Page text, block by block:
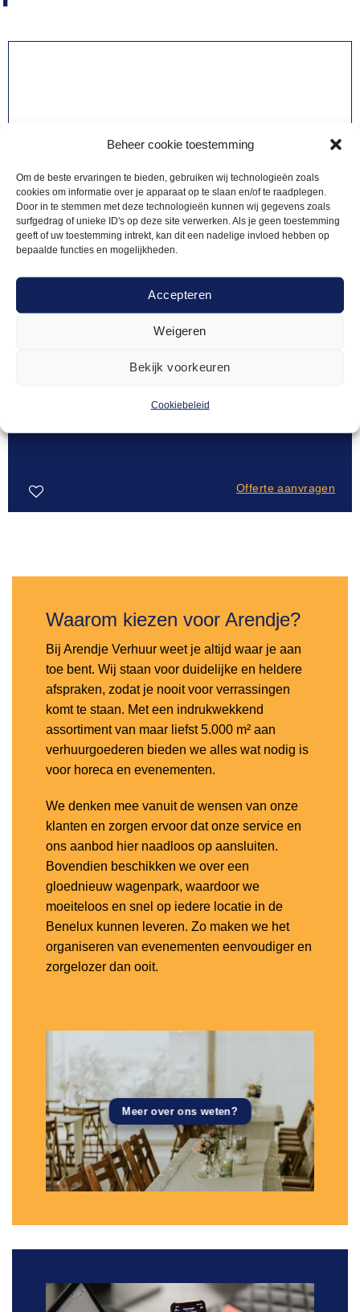
Beheer cookie toestemming
Om de beste ervaringen te bieden, gebruiken wij technologieën zoals
cookies om informatie over je apparaat op te slaan en/of te raadplegen.
Door in te stemmen met deze technologieën kunnen wij gegevens zoals
surfgedrag of unieke ID's op deze site verwerken. Als je geen toestemming
geeft of uw toestemming intrekt, kan dit een nadelige invloed hebben op
bepaalde functies en mogelijkheden.
Accepteren
Weigeren
Bekijk voorkeuren
Cookiebeleid
Offerte aanvragen
Waarom kiezen voor Arendje?
Bij Arendje Verhuur weet je altijd waar je aan
toe bent. Wij staan voor duidelijke en heldere
afspraken, zodat je nooit voor verrassingen
komt te staan. Met een indrukwekkend
assortiment van maar liefst 5.000 m² aan
verhuurgoederen bieden we alles wat nodig is
voor horeca en evenementen.
We denken mee vanuit de wensen van onze
klanten en zorgen ervoor dat onze service en
ons aanbod hier naadloos op aansluiten.
Bovendien beschikken we over een
gloednieuw wagenpark, waardoor we
moeiteloos en snel op iedere locatie in de
Benelux kunnen leveren. Zo maken we het
organiseren van evenementen eenvoudiger en
zorgelozer dan ooit.
Meer over ons weten?